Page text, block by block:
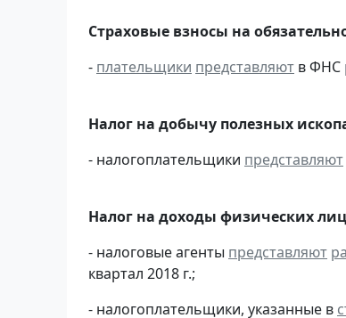
Страховые взносы на
- плательщики представляют в ФНС
Налог на добычу полезных
- налогоплательщики представляют
Налог на доходы физических
- налоговые агенты представляют
квартал 2018 г.;
- налогоплательщики, указанные в